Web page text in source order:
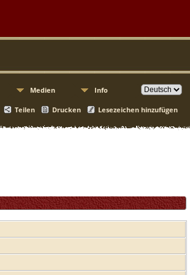
Medien Info
Teilen Drucken Lesezeichen hinzufügen